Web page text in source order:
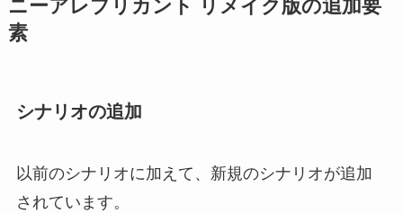
ニーアレプリカント リメイク版の追加要
素
シナリオの追加
以前のシナリオに加えて、新規のシナリオが追加
されています。